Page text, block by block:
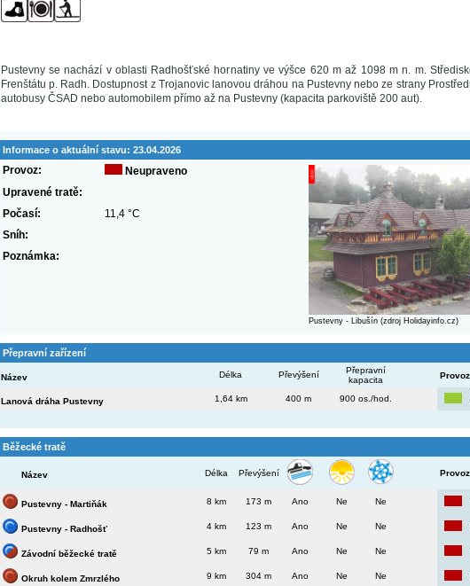
Pustevny se nachází v oblasti Radhošťské hornatiny ve výšce 620 m až 1098 m n. m.
Frenštátu p. Radh. Dostupnost z Trojanovic lanovou dráhou na Pustevny nebo ze strany
autobusy ČSAD nebo automobilem přímo až na Pustevny (kapacita parkoviště 200 aut).
Informace o aktuální stavu: 23.04.2026
Provoz:
Neupraveno
Upravené tratě:
Počasí:
11,4 °C
Sníh:
Poznámka:
Pustevny - Libušín (zdroj Holidayinfo.cz)
Přepravní zařízení
Název Délka Převýšení
Přepravní
kapacita
Provoz
Lanová dráha Pustevny 1,64 km 400 m 900 os./hod.
Běžecké tratě
Název Délka Převýšení Provoz
Pustevny - Martiňák 8 km 173 m Ano Ne Ne
Pustevny - Radhošť 4 km 123 m Ano Ne Ne
Závodní běžecké tratě 5 km 79 m Ano Ne Ne
Okruh kolem Zmrzlého 9 km 304 m Ano Ne Ne